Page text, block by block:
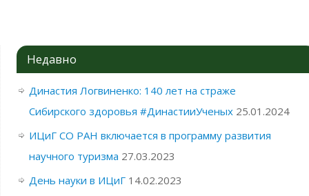
Недавно
Династия Логвиненко: 140 лет на страже
Сибирского здоровья #ДинастииУченых 25.01.2024
ИЦиГ СО РАН включается в программу развития
научного туризма 27.03.2023
День науки в ИЦиГ 14.02.2023